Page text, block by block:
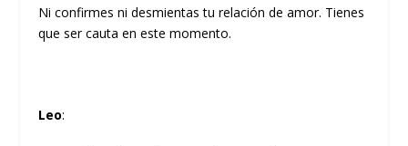
Ni confirmes ni desmientas tu relación de amor. Tienes
que ser cauta en este momento.
Leo: